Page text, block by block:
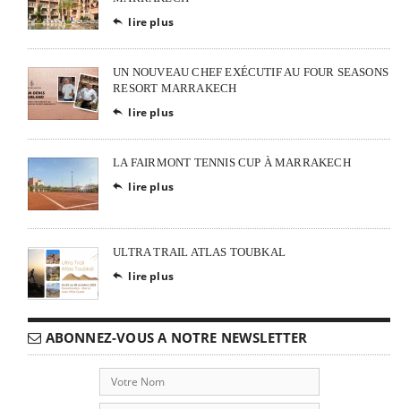
 lire plus
UN NOUVEAU CHEF EXÉCUTIF AU FOUR SEASONS
RESORT MARRAKECH
 lire plus
LA FAIRMONT TENNIS CUP À MARRAKECH
 lire plus
ULTRA TRAIL ATLAS TOUBKAL
 lire plus
ABONNEZ-VOUS A NOTRE NEWSLETTER